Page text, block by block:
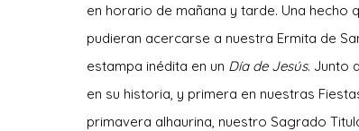
en horario de mañana y tarde. Una hecho
pudieran acercarse a nuestra Ermita de
estampa inédita en un Día de Jesús. Junto
en su historia, y primera en nuestras
primavera alhaurina, nuestro Sagrado